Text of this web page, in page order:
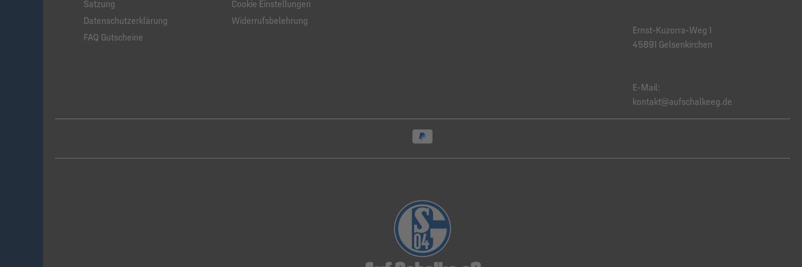
Satzung
Datenschutzerklärung
FAQ Gutscheine
Cookie Einstellungen
Widerrufsbelehrung
Ernst-Kuzorra-Weg 1
45891 Gelsenkirchen
E-Mail:
kontakt@aufschalkeeg.de